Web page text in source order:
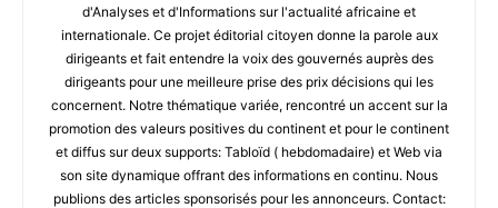
d'Analyses et d'Informations sur l'actualité africaine et
internationale. Ce projet éditorial citoyen donne la parole aux
dirigeants et fait entendre la voix des gouvernés auprès des
dirigeants pour une meilleure prise des prix décisions qui les
concernent. Notre thématique variée, rencontré un accent sur la
promotion des valeurs positives du continent et pour le continent
et diffus sur deux supports: Tabloïd ( hebdomadaire) et Web via
son site dynamique offrant des informations en continu. Nous
publions des articles sponsorisés pour les annonceurs. Contact: